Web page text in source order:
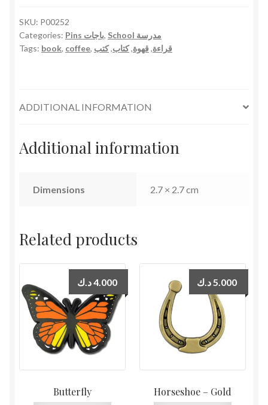
دبوس
كتب
و
SKU: P00252
Categories:
Pins باجات,
School مدرسة
Tags: book, coffee, قراءة,قهوة,كتاب,كتب
ADDITIONAL INFORMATION
Additional information
Dimensions 2.7 × 2.7 cm
Related products
Butterfly
4.000د.ك
Horseshoe – Gold
5.000 د.ك